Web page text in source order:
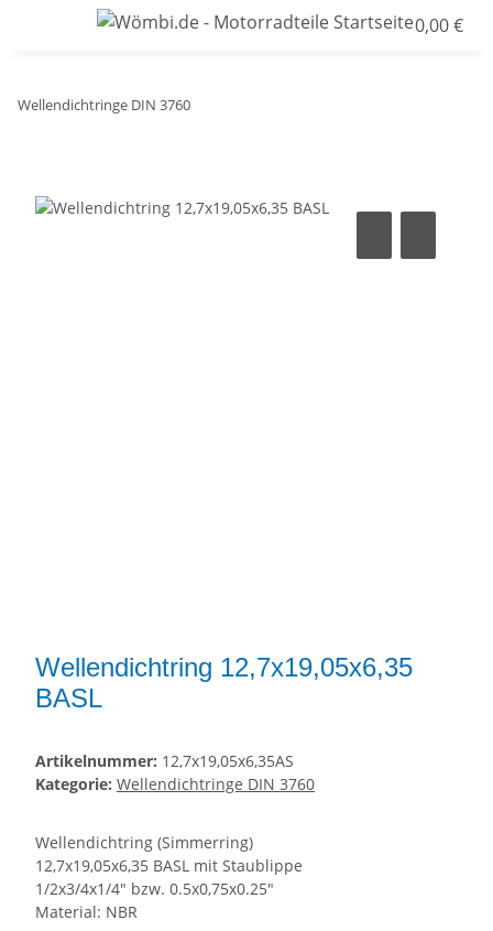
0,00 €
Wellendichtringe DIN 3760
Wellendichtring 12,7x19,05x6,35
BASL
Artikelnummer: 12,7x19,05x6,35AS
Kategorie: Wellendichtringe DIN 3760
Wellendichtring (Simmerring)
12,7x19,05x6,35 BASL mit Staublippe
1/2x3/4x1/4" bzw. 0.5x0,75x0.25"
Material: NBR